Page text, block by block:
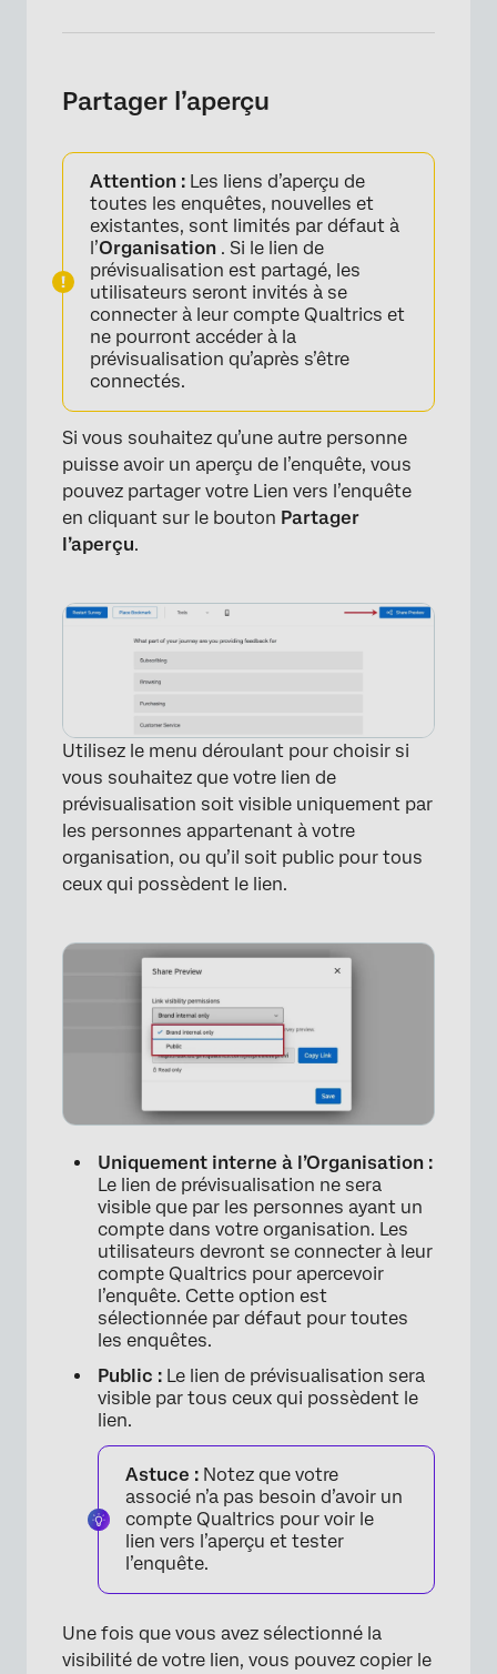
Partager l’aperçu
Attention : Les liens d’aperçu de
toutes les enquêtes, nouvelles et
existantes, sont limités par défaut à
l’Organisation . Si le lien de
prévisualisation est partagé, les
utilisateurs seront invités à se
connecter à leur compte Qualtrics et
ne pourront accéder à la
prévisualisation qu’après s’être
connectés.
Si vous souhaitez qu’une autre personne
puisse avoir un aperçu de l’enquête, vous
pouvez partager votre Lien vers l’enquête
en cliquant sur le bouton Partager
l’aperçu.
Utilisez le menu déroulant pour choisir si
vous souhaitez que votre lien de
prévisualisation soit visible uniquement par
les personnes appartenant à votre
organisation, ou qu’il soit public pour tous
ceux qui possèdent le lien.
Uniquement interne à l’Organisation :
Le lien de prévisualisation ne sera
visible que par les personnes ayant un
compte dans votre organisation. Les
utilisateurs devront se connecter à leur
compte Qualtrics pour apercevoir
l’enquête. Cette option est
sélectionnée par défaut pour toutes
les enquêtes.
Public : Le lien de prévisualisation sera
visible par tous ceux qui possèdent le
lien.
Astuce : Notez que votre
associé n’a pas besoin d’avoir un
compte Qualtrics pour voir le
lien vers l’aperçu et tester
l’enquête.
Une fois que vous avez sélectionné la
visibilité de votre lien, vous pouvez copier le